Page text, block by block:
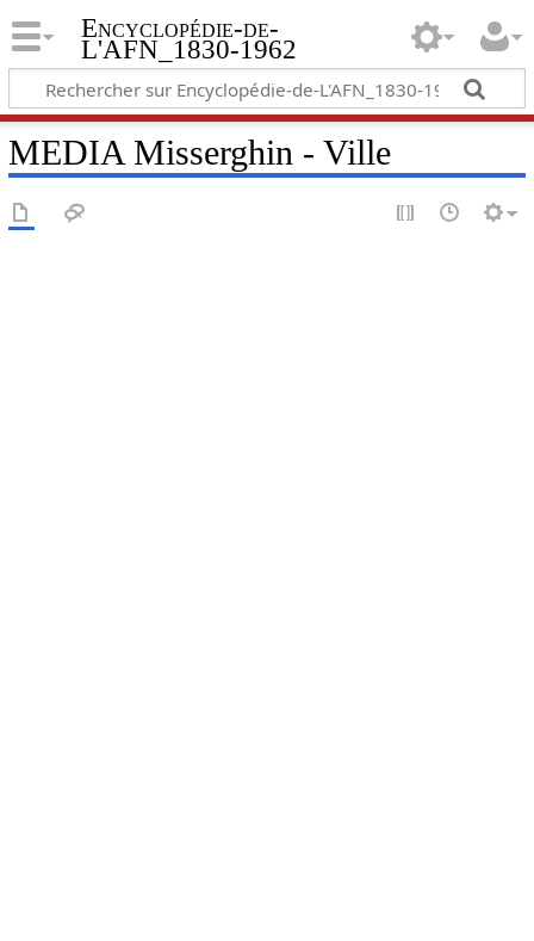
Encyclopédie-de-
L'AFN_1830-1962
MEDIA Misserghin - Ville